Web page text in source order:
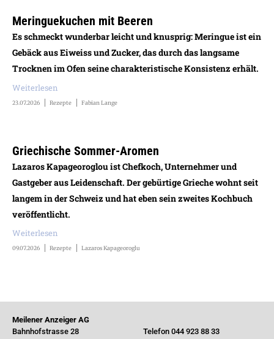
Meringuekuchen mit Beeren
Es schmeckt wunderbar leicht und knusprig: Meringue ist ein
Gebäck aus Eiweiss und Zucker, das durch das langsame
Trocknen im Ofen seine charakteristische Konsistenz erhält.
Weiterlesen
23.07.2026 Rezepte Fabian Lange
Griechische Sommer-Aromen
Lazaros Kapageoroglou ist Chefkoch, Unternehmer und
Gastgeber aus Leidenschaft. Der gebürtige Grieche wohnt seit
langem in der Schweiz und hat eben sein zweites Kochbuch
veröffentlicht.
Weiterlesen
09.07.2026 Rezepte Lazaros Kapageoroglu
Meilener Anzeiger AG
Bahnhofstrasse 28
Telefon 044 923 88 33